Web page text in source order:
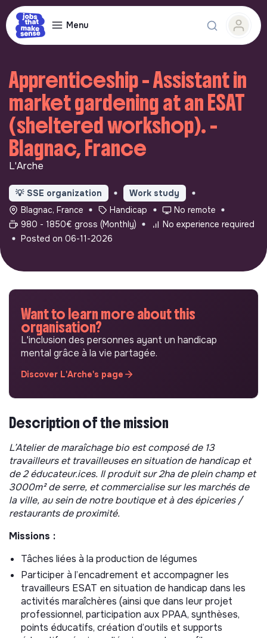
Menu
Apprenticeship - Assistant in
market gardening at an ESAT
(sheltered workshop). -
Blagnac, France
L'Arche
💡 SSE organization
Work study
Blagnac, France
Handicap
No remote
980 - 1850€ gross (Monthly)
No experience required
Posted on 06-11-2026
Want to learn more about this
organisation?
L'inclusion des personnes ayant un handicap
mental grâce à la vie partagée.
Discover L'Arche's page
Description of the mission
L’Atelier de maraîchage bio est composé de 13
travailleurs et travailleuses en situation de handicap et
de 2 éducateur.ices. Il produit sur 2ha de plein champ et
3000m² de serre, et commercialise sur les marchés de
la ville, au sein de notre boutique et à des épiceries /
restaurants de proximité.
Missions :
Tâches liées à la production de légumes
Participer à l’encadrement et accompagner les
travailleurs ESAT en situation de handicap dans les
activités maraîchères (ainsi que dans leur projet
professionnel, participation aux PPAA, synthèses,
points éducatifs, création d’outils et supports